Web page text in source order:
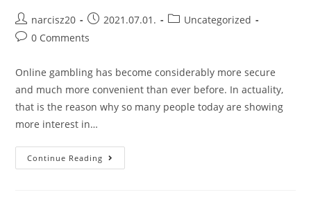
Post
author:
narcisz20
Post
published:
2021.07.01.
PostUncategorized
Post0 Comments
Online gambling has become considerably more secure
and much more convenient than ever before. In actuality,
that is the reason why so many people today are showing
more interest in…
Continue Reading Online
Casino